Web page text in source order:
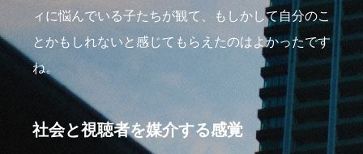
ィに悩んでいる子たちが観て、もしかして自分のこ
とかもしれないと感じてもらえたのはよかったです
ね。
社会と視聴者を媒介する感覚